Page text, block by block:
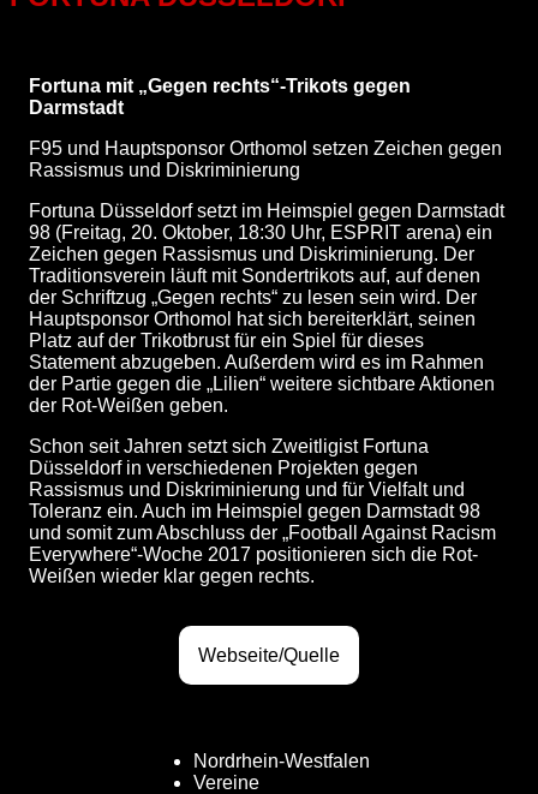
Fortuna mit „Gegen rechts“-Trikots gegen
Darmstadt
F95 und Hauptsponsor Orthomol setzen Zeichen gegen
Rassismus und Diskriminierung
Fortuna Düsseldorf setzt im Heimspiel gegen Darmstadt
98 (Freitag, 20. Oktober, 18:30 Uhr, ESPRIT arena) ein
Zeichen gegen Rassismus und Diskriminierung. Der
Traditionsverein läuft mit Sondertrikots auf, auf denen
der Schriftzug „Gegen rechts“ zu lesen sein wird. Der
Hauptsponsor Orthomol hat sich bereiterklärt, seinen
Platz auf der Trikotbrust für ein Spiel für dieses
Statement abzugeben. Außerdem wird es im Rahmen
der Partie gegen die „Lilien“ weitere sichtbare Aktionen
der Rot-Weißen geben.
Schon seit Jahren setzt sich Zweitligist Fortuna
Düsseldorf in verschiedenen Projekten gegen
Rassismus und Diskriminierung und für Vielfalt und
Toleranz ein. Auch im Heimspiel gegen Darmstadt 98
und somit zum Abschluss der „Football Against Racism
Everywhere“-Woche 2017 positionieren sich die Rot-
Weißen wieder klar gegen rechts.
Webseite/Quelle
Nordrhein-Westfalen
Vereine